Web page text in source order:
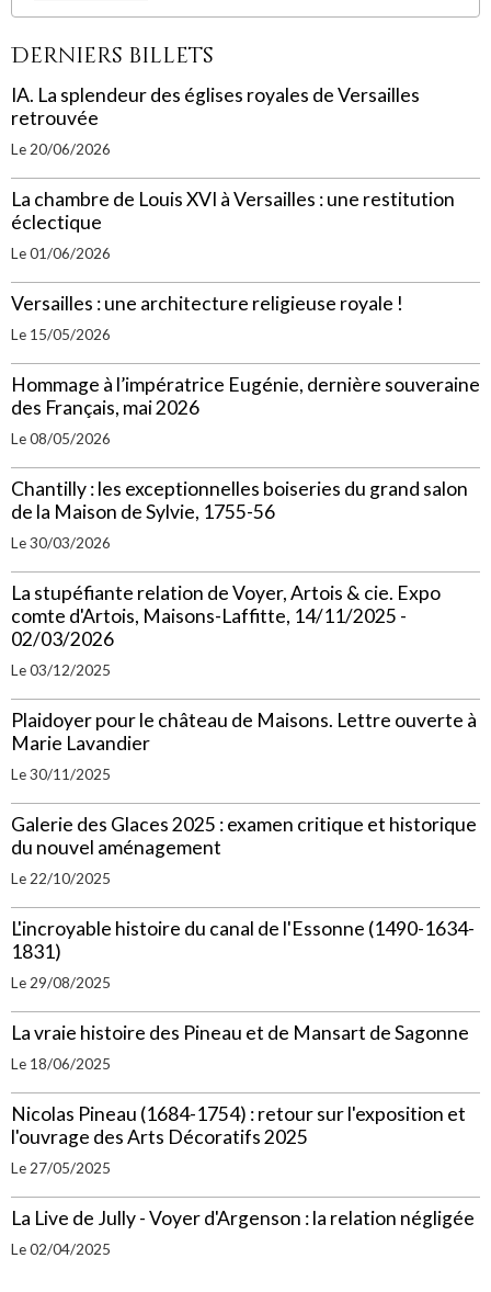
Derniers billets
IA. La splendeur des églises royales de Versailles
retrouvée
Le 20/06/2026
La chambre de Louis XVI à Versailles : une restitution
éclectique
Le 01/06/2026
Versailles : une architecture religieuse royale !
Le 15/05/2026
Hommage à l’impératrice Eugénie, dernière souveraine
des Français, mai 2026
Le 08/05/2026
Chantilly : les exceptionnelles boiseries du grand salon
de la Maison de Sylvie, 1755-56
Le 30/03/2026
La stupéfiante relation de Voyer, Artois & cie. Expo
comte d'Artois, Maisons-Laffitte, 14/11/2025 -
02/03/2026
Le 03/12/2025
Plaidoyer pour le château de Maisons. Lettre ouverte à
Marie Lavandier
Le 30/11/2025
Galerie des Glaces 2025 : examen critique et historique
du nouvel aménagement
Le 22/10/2025
L'incroyable histoire du canal de l'Essonne (1490-1634-
1831)
Le 29/08/2025
La vraie histoire des Pineau et de Mansart de Sagonne
Le 18/06/2025
Nicolas Pineau (1684-1754) : retour sur l'exposition et
l'ouvrage des Arts Décoratifs 2025
Le 27/05/2025
La Live de Jully - Voyer d'Argenson : la relation négligée
Le 02/04/2025